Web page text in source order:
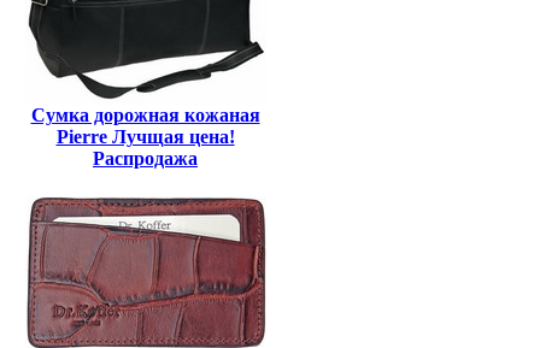
Сумка дорожная кожаная
Pierre Лучщая цена!
Распродажа